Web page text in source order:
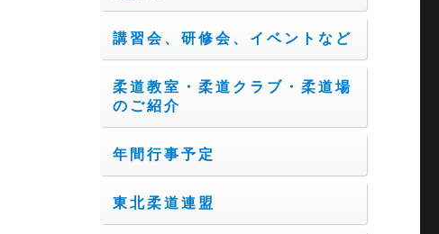
講習会、研修会、イベントなど
柔道教室・柔道クラブ・柔道場
のご紹介
年間行事予定
東北柔道連盟